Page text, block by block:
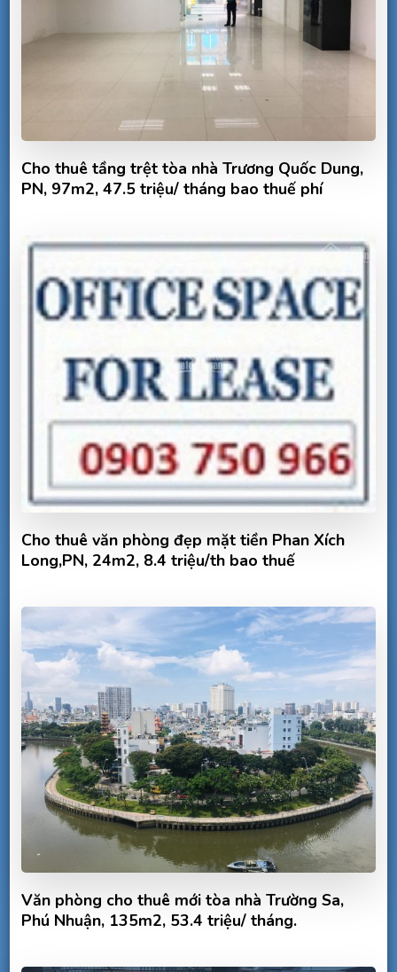
Cho thuê tầng trệt tòa nhà Trương Quốc Dung,
PN, 97m2, 47.5 triệu/ tháng bao thuế phí
Cho thuê văn phòng đẹp mặt tiền Phan Xích
Long,PN, 24m2, 8.4 triệu/th bao thuế
Văn phòng cho thuê mới tòa nhà Trường Sa,
Phú Nhuận, 135m2, 53.4 triệu/ tháng.